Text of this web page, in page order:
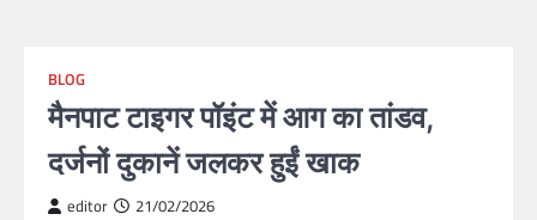
BLOG
मैनपाट टाइगर पॉइंट में आग का तांडव,
दर्जनों दुकानें जलकर हुईं खाक
editor 21/02/2026